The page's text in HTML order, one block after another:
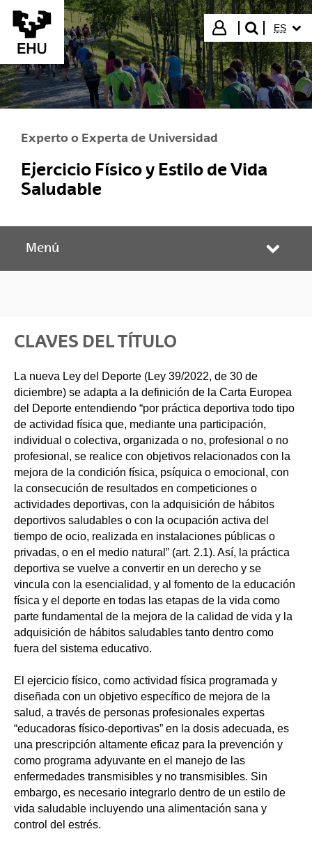
Saltar al contenido principal
Iniciar sesión
buscar"
ES
Experto o Experta de Universidad
Ejercicio Físico y Estilo de Vida
Saludable
Menú
CLAVES DEL TÍTULO
La nueva Ley del Deporte (Ley 39/2022, de 30 de
diciembre) se adapta a la definición de la Carta Europea
del Deporte entendiendo “por práctica deportiva todo tipo
de actividad física que, mediante una participación,
individual o colectiva, organizada o no, profesional o no
profesional, se realice con objetivos relacionados con la
mejora de la condición física, psíquica o emocional, con
la consecución de resultados en competiciones o
actividades deportivas, con la adquisición de hábitos
deportivos saludables o con la ocupación activa del
tiempo de ocio, realizada en instalaciones públicas o
privadas, o en el medio natural” (art. 2.1). Así, la práctica
deportiva se vuelve a convertir en un derecho y se
vincula con la esencialidad, y al fomento de la educación
física y el deporte en todas las etapas de la vida como
parte fundamental de la mejora de la calidad de vida y la
adquisición de hábitos saludables tanto dentro como
fuera del sistema educativo.
El ejercicio físico, como actividad física programada y
diseñada con un objetivo específico de mejora de la
salud, a través de personas profesionales expertas
“educadoras físico-deportivas” en la dosis adecuada, es
una prescripción altamente eficaz para la prevención y
como programa adyuvante en el manejo de las
enfermedades transmisibles y no transmisibles. Sin
embargo, es necesario integrarlo dentro de un estilo de
vida saludable incluyendo una alimentación sana y
control del estrés.